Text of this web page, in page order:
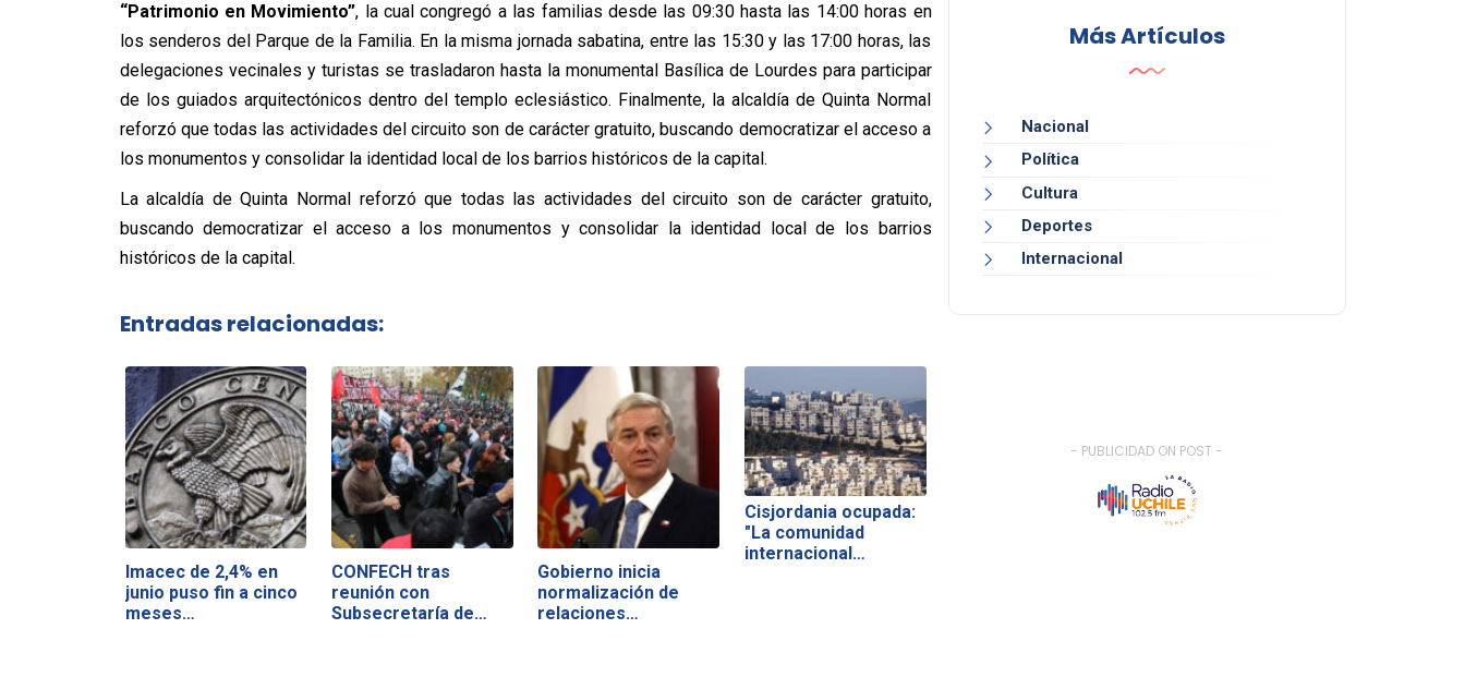
“Patrimonio en Movimiento”, la cual congregó a las familias desde las 09:30 hasta las 14:00 horas en
los senderos del Parque de la Familia. En la misma jornada sabatina, entre las 15:30 y las 17:00 horas, las
delegaciones vecinales y turistas se trasladaron hasta la monumental Basílica de Lourdes para participar
de los guiados arquitectónicos dentro del templo eclesiástico. Finalmente, la alcaldía de Quinta Normal
reforzó que todas las actividades del circuito son de carácter gratuito, buscando democratizar el acceso a
los monumentos y consolidar la identidad local de los barrios históricos de la capital.
La alcaldía de Quinta Normal reforzó que todas las actividades del circuito son de carácter gratuito,
buscando democratizar el acceso a los monumentos y consolidar la identidad local de los barrios
históricos de la capital.
Entradas relacionadas:
Imacec de 2,4% en
junio puso fin a cinco
meses…
CONFECH tras
reunión con
Subsecretaría de
Gobierno inicia
normalización de
relaciones…
Cisjordania ocupada:
"La comunidad
internacional…
Más Artículos
Nacional
Política
Cultura
Deportes
Internacional
- PUBLICIDAD ON POST -